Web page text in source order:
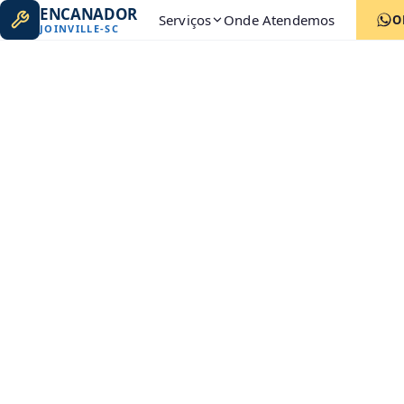
ENCANADOR
JOINVILLE-SC Serviços Onde Atendemos